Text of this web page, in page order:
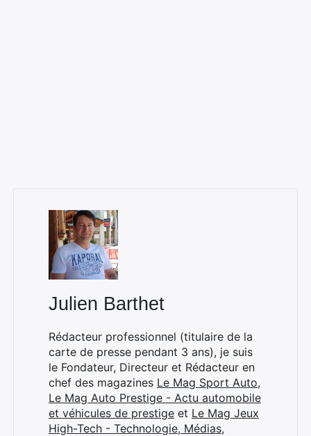
Julien Barthet
Rédacteur professionnel (titulaire de la
carte de presse pendant 3 ans), je suis
le Fondateur, Directeur et Rédacteur en
chef des magazines Le Mag Sport Auto,
Le Mag Auto Prestige - Actu automobile
et véhicules de prestige et Le Mag Jeux
High-Tech - Technologie, Médias,